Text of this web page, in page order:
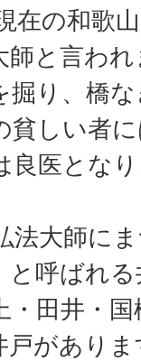
在の和歌
師と言わ
掘り、橋
貧しい者
良医とな
法大師に
と呼ばれ
・田井・
があり